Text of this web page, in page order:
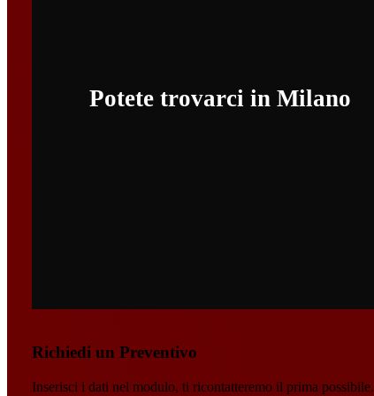
Potete trovarci in Milano
Richiedi un Preventivo
Inserisci i dati nel modulo, ti ricontatteremo il prima possibile.